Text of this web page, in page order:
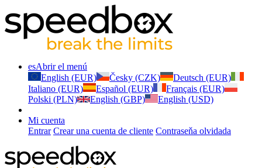
esAbrir el menú
English (EUR)
Česky (CZK)
Deutsch (EUR)
Italiano (EUR)
Español (EUR)
Français (EUR)
Polski (PLN)
English (GBP) English (USD)
Mi cuenta
Entrar Crear una cuenta de cliente Contraseňa olvidada